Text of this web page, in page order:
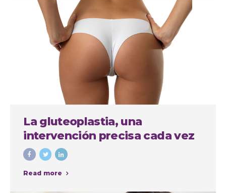
La gluteoplastia, una
intervención precisa cada vez
más demandada
Read more